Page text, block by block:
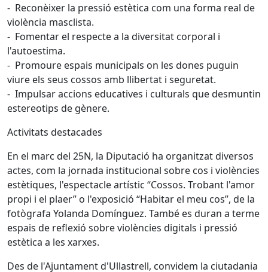
- Reconèixer la pressió estètica com una forma real de
violència masclista.
- Fomentar el respecte a la diversitat corporal i
l'autoestima.
- Promoure espais municipals on les dones puguin
viure els seus cossos amb llibertat i seguretat.
- Impulsar accions educatives i culturals que desmuntin
estereotips de gènere.
Activitats destacades
En el marc del 25N, la Diputació ha organitzat diversos
actes, com la jornada institucional sobre cos i violències
estètiques, l'espectacle artístic “Cossos. Trobant l'amor
propi i el plaer” o l'exposició “Habitar el meu cos”, de la
fotògrafa Yolanda Domínguez. També es duran a terme
espais de reflexió sobre violències digitals i pressió
estètica a les xarxes.
Des de l'Ajuntament d'Ullastrell, convidem la ciutadania